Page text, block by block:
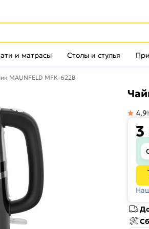
и матрасы
Столы и стулья
MAUNFELD MFK-622B
4,9